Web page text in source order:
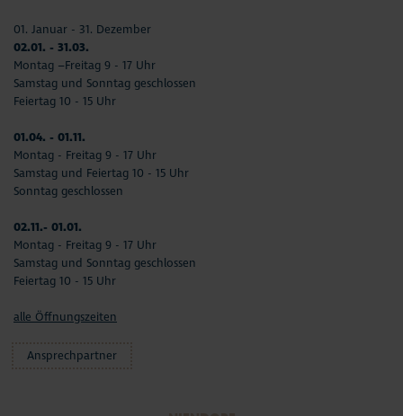
01. Januar - 31. Dezember
02.01. - 31.03.
Montag –Freitag 9 - 17 Uhr
Samstag und Sonntag geschlossen
Feiertag 10 - 15 Uhr
01.04. - 01.11.
Montag - Freitag 9 - 17 Uhr
Samstag und Feiertag 10 - 15 Uhr
Sonntag geschlossen
02.11.- 01.01.
Montag - Freitag 9 - 17 Uhr
Samstag und Sonntag geschlossen
Feiertag 10 - 15 Uhr
alle Öffnungszeiten
Ansprechpartner